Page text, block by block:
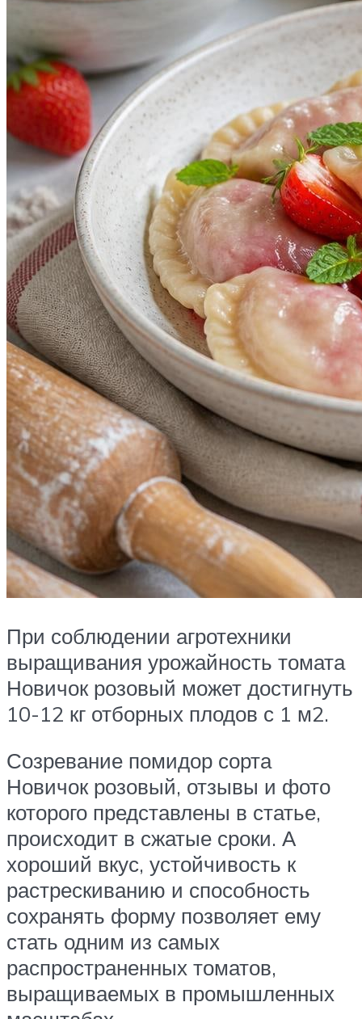
При соблюдении агротехники
выращивания урожайность томата
Новичок розовый может достигнуть
10-12 кг отборных плодов с 1 м2.
Созревание помидор сорта
Новичок розовый, отзывы и фото
которого представлены в статье,
происходит в сжатые сроки. А
хороший вкус, устойчивость к
растрескиванию и способность
сохранять форму позволяет ему
стать одним из самых
распространенных томатов,
выращиваемых в промышленных